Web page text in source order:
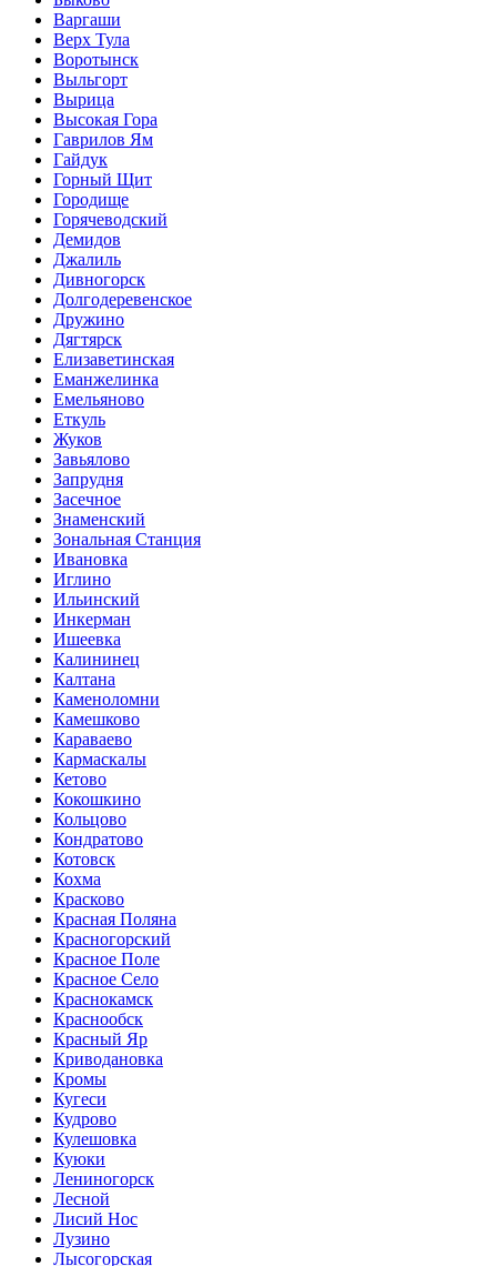
Варгаши
Верх Тула
Воротынск
Выльгорт
Вырица
Высокая Гора
Гаврилов Ям
Гайдук
Горный Щит
Городище
Горячеводский
Демидов
Джалиль
Дивногорск
Долгодеревенское
Дружино
Дягтярск
Елизаветинская
Еманжелинка
Емельяново
Еткуль
Жуков
Завьялово
Запрудня
Засечное
Знаменский
Зональная Станция
Ивановка
Иглино
Ильинский
Инкерман
Ишеевка
Калининец
Калтана
Каменоломни
Камешково
Караваево
Кармаскалы
Кетово
Кокошкино
Кольцово
Кондратово
Котовск
Кохма
Красково
Красная Поляна
Красногорский
Красное Поле
Красное Село
Краснокамск
Краснообск
Красный Яр
Криводановка
Кромы
Кугеси
Кудрово
Кулешовка
Куюки
Лениногорск
Лесной
Лисий Нос
Лузино
Лысогорская